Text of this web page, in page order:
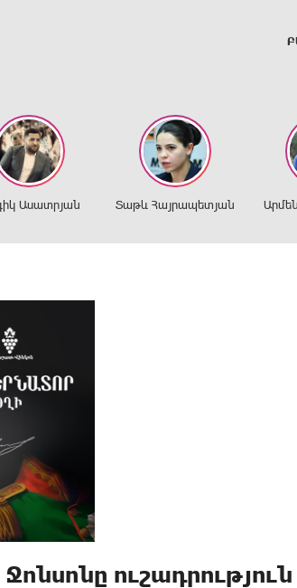
Ասատրյան Տաթև Հայրապետյան
ուշադրություն